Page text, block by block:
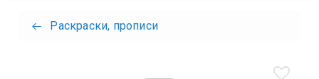
Раскраски, прописи